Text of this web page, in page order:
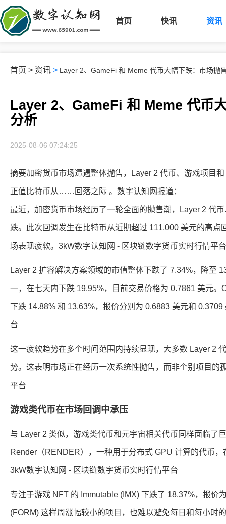
首页 快讯 资讯
首页 > 资讯 > Layer 2、GameFi 和 Meme 代币大幅下跌：市场抛
Layer 2、GameFi 和 Meme 代币
分析
2025-08-06 07:24:25
摘要加密货币市场遭遇整体抛售，Layer 2 代币、游戏项目
正值比特币从……回落之际 。数字认知网报道：
最近，加密货币市场经历了一轮全面的抛售潮，Layer 2 代
跌。此次回调发生在比特币从近期超过 111,000 美元的高
场表现疲软。3kW数字认知网 - 区块链数字货币实时行情平台
Layer 2 扩容解决方案领域的市值整体下跌了 7.34%，降至
一，在七天内下跌 19.95%，目前交易价格为 0.7861 美元
下跌 14.88% 和 13.63%，报价分别为 0.6883 美元和
台
这一疲软趋势在多个时间范围内持续显现，大多数 Layer 2
势。这表明市场正在经历一次系统性抛售，而非个别项目的
平台
游戏类代币在市场回调中承压
与 Layer 2 类似，游戏类代币和元宇宙相关代币同样面临了
Render（RENDER），一种用于分布式 GPU 计算的代币
3kW数字认知网 - 区块链数字货币实时行情平台
专注于游戏 NFT 的 Immutable (IMX) 下跌了 18.37%，报价
(FORM) 这样周涨幅较小的项目，也难以避免每日和每小时